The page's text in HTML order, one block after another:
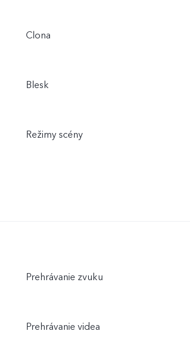
Clona
Blesk
Režimy scény
Prehrávanie zvuku
Prehrávanie videa